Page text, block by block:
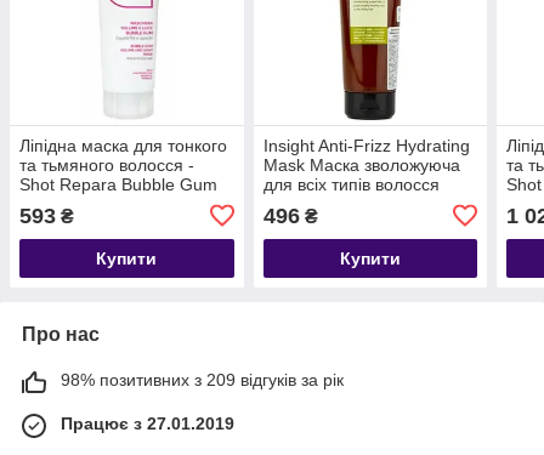
Ліпідна маска для тонкого
та тьмяного волосся -
Shot Repara Bubble Gum
593 ₴
Купити
Insight Anti-Frizz Hydrating
Mask Маска зволожуюча
для всіх типів волосся
496₴
Купити
та
1
Про нас
98% позитивних з 209 відгуків за рік
Працює з 27.01.2019